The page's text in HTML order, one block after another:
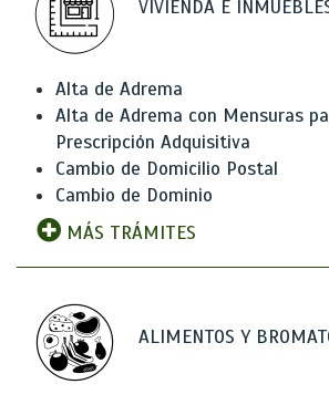
VIVIENDA E
Alta de Adrema
Alta de Adrema con Mensuras
Prescripción Adquisitiva
Cambio de Domicilio Postal
Cambio de Dominio
MÁS TRÁMITES
ALIMENTOS Y